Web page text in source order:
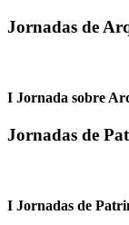
Jornadas de
I Jornada sobre
Jornadas de
I Jornadas de